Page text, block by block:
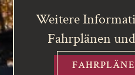
Weitere
Fahrplänen